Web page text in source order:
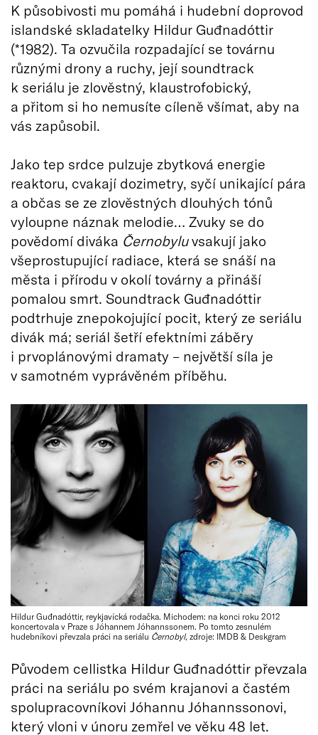
K působivosti mu pomáhá i hudební doprovod
islandské skladatelky Hildur Guđnadóttir
(*1982). Ta ozvučila rozpadající se továrnu
různými drony a ruchy, její soundtrack
k seriálu je zlověstný, klaustrofobický,
a přitom si ho nemusíte cíleně všímat, aby na
vás zapůsobil.
Jako tep srdce pulzuje zbytková energie
reaktoru, cvakají dozimetry, syčí unikající pára
a občas se ze zlověstných dlouhých tónů
vyloupne náznak melodie… Zvuky se do
povědomí diváka Černobyluvsakují jako
všeprostupující radiace, která se snáší na
města i přírodu v okolí továrny a přináší
pomalou smrt. Soundtrack Guđnadóttir
podtrhuje znepokojující pocit, který ze seriálu
divák má; seriál šetří efektními záběry
i prvoplánovými dramaty – největší síla je
v samotném vyprávěném příběhu.
Hildur Guđnadóttir, reykjavícká rodačka. Michodem: na konci roku 2012
koncertovala v Praze s Jóhannem Jóhannssonem. Po tomto zesnulém
hudebníkovi převzala práci na seriálu Černobyl, zdroje: IMDB & Deskgram
Původem cellistka Hildur Guđnadóttir převzala
práci na seriálu po svém krajanovi a častém
spolupracovníkovi Jóhannu Jóhannssonovi,
který vloni v únoru zemřel ve věku 48 let.